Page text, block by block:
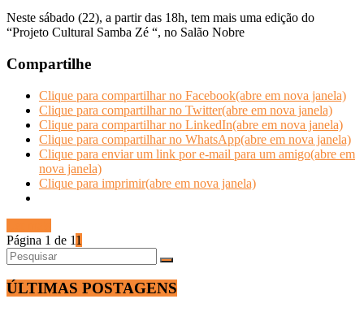
Neste sábado (22), a partir das 18h, tem mais uma edição do
“Projeto Cultural Samba Zé “, no Salão Nobre
Compartilhe
Clique para compartilhar no Facebook(abre em nova janela)
Clique para compartilhar no Twitter(abre em nova janela)
Clique para compartilhar no LinkedIn(abre em nova janela)
Clique para compartilhar no WhatsApp(abre em nova janela)
Clique para enviar um link por e-mail para um amigo(abre em
nova janela)
Clique para imprimir(abre em nova janela)
Página 1 de 11
ÚLTIMAS POSTAGENS